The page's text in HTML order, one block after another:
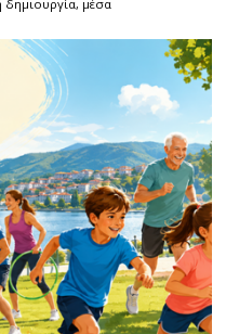
δημιουργία, μέσα